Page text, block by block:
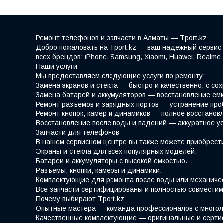
Ремонт телефонов и запчасти в Алматы — Tport.kz
Добро пожаловать на Tport.kz — ваш надежный сервис
всех брендов: iPhone, Samsung, Xiaomi, Huawei,
Наши услуги
Мы предоставляем следующие услуги по ремонту:
Замена экранов и стекла — быстро и качественно, с
Замена батарей и аккумуляторов — восстановление
Ремонт разъемов и зарядных портов — устранение
Ремонт кнопок, камер и динамиков — полное
Восстановление после воды и падений — аккуратное
Запчасти для телефонов
В нашем сервисном центре вы также можете
Экраны и стекла для всех популярных моделей.
Батареи и аккумуляторы с высокой емкостью.
Разъемы, кнопки, камеры и динамики.
Комплектующие для ремонта после воды или
Все запчасти сертифицированы и полностью
Почему выбирают Tport.kz
Опытные мастера — команда профессионалов с
Качественные комплектующие — оригинальные и